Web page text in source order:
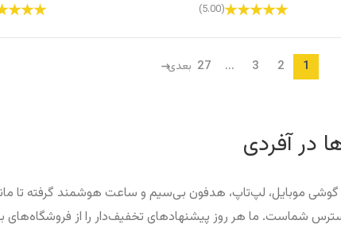
(5.00)
1
2
3
...
27 بعدی
در آفردی
شماست. ما هر روز پیشنهادهای تخفیف‌دار را از فروشگاه‌های